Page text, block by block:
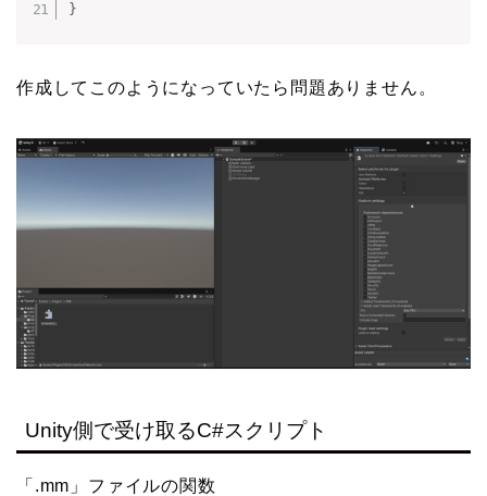
}
作成してこのようになっていたら問題ありません。
Unity側で受け取るC#スクリプト
「.mm」ファイルの関数